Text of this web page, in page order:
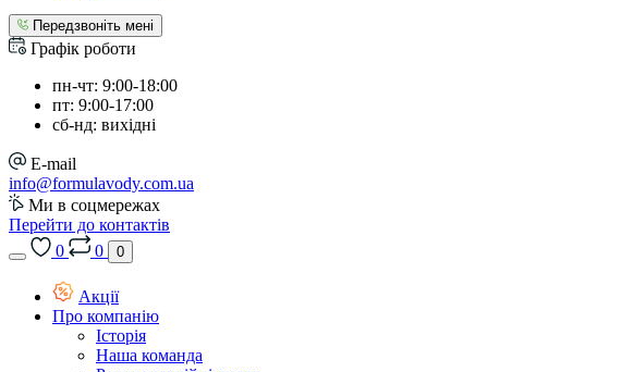
Передзвоніть мені
Графік роботи
пн-чт: 9:00-18:00
пт: 9:00-17:00
сб-нд: вихідні
E-mail
info@formulavody.com.ua
Ми в соцмережах
Перейти до контактів
0
0 0
Акції
Про компанію
Історія
Наша команда